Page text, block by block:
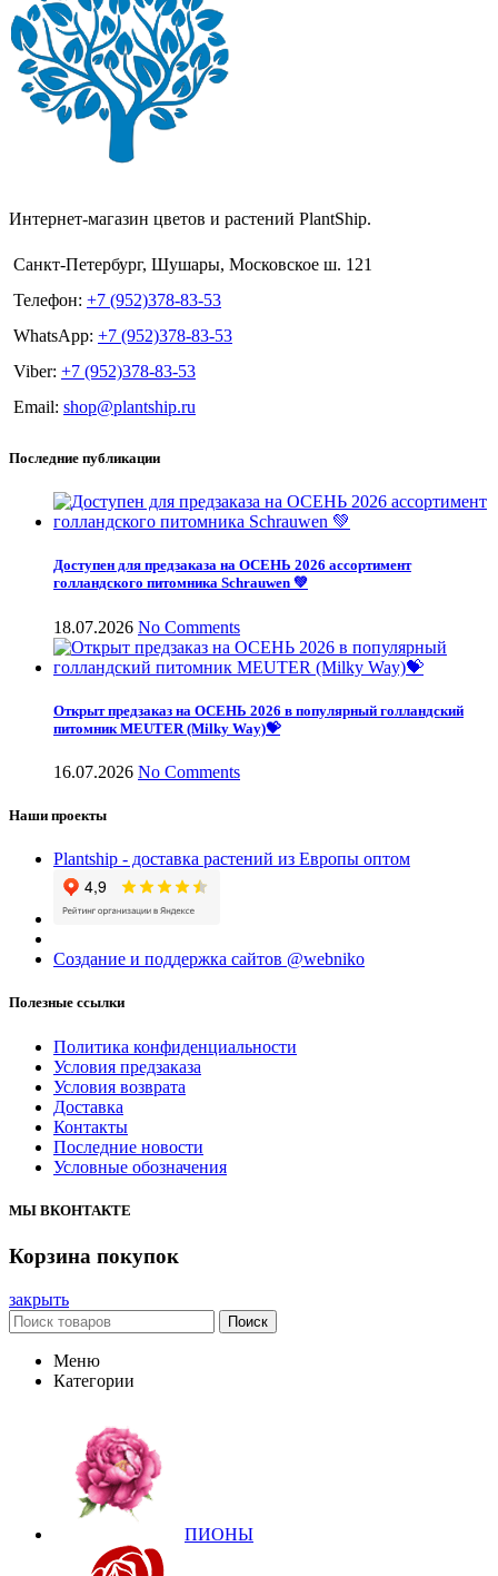
Интернет-магазин цветов и растений PlantShip.
Санкт-Петербург, Шушары, Московское ш. 121
Телефон: +7 (952)378-83-53
WhatsApp: +7 (952)378-83-53
Viber: +7 (952)378-83-53
Email: shop@plantship.ru
Последние публикации
Доступен для предзаказа на ОСЕНЬ 2026 ассортимент
голландского питомника Schrauwen 💚
18.07.2026 No Comments
Открыт предзаказ на ОСЕНЬ 2026 в популярный голландский
питомник MEUTER (Milky Way)💝
16.07.2026 No Comments
Наши проекты
Plantship - доставка растений из Европы оптом
Создание и поддержка сайтов @webniko
Полезные ссылки
Политика конфиденциальности
Условия предзаказа
Условия возврата
Доставка
Контакты
Последние новости
Условные обозначения
МЫ ВКОНТАКТЕ
Корзина покупок
закрыть
Поиск
Меню
Категории
ПИОНЫ